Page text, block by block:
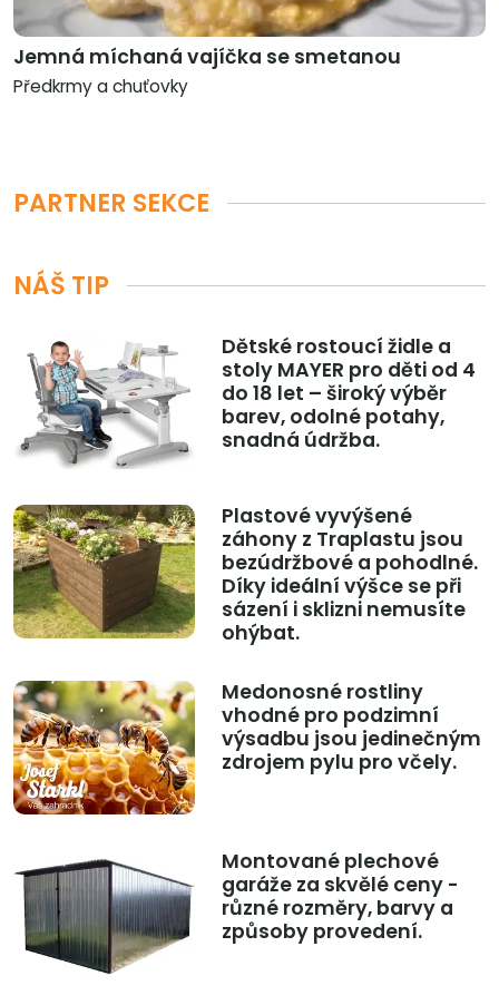
Jemná míchaná vajíčka se smetanou
Předkrmy a chuťovky
PARTNER SEKCE
NÁŠ TIP
Dětské rostoucí židle a
stoly MAYER pro děti od 4
do 18 let – široký výběr
barev, odolné potahy,
snadná údržba.
Plastové vyvýšené
záhony z Traplastu jsou
bezúdržbové a pohodlné.
Díky ideální výšce se při
sázení i sklizni nemusíte
ohýbat.
Medonosné rostliny
vhodné pro podzimní
výsadbu jsou jedinečným
zdrojem pylu pro včely.
Montované plechové
garáže za skvělé ceny -
různé rozměry, barvy a
způsoby provedení.